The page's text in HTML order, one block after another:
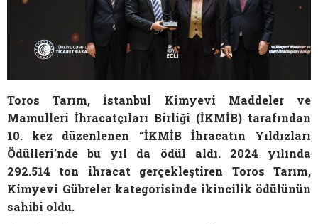
Toros Tarım, İstanbul Kimyevi Maddeler ve
Mamulleri İhracatçıları Birliği (İKMİB) tarafından
10. kez düzenlenen “İKMİB İhracatın Yıldızları
Ödülleri’nde bu yıl da ödül aldı. 2024 yılında
292.514 ton ihracat gerçekleştiren Toros Tarım,
Kimyevi Gübreler kategorisinde ikincilik ödülünün
sahibi oldu.